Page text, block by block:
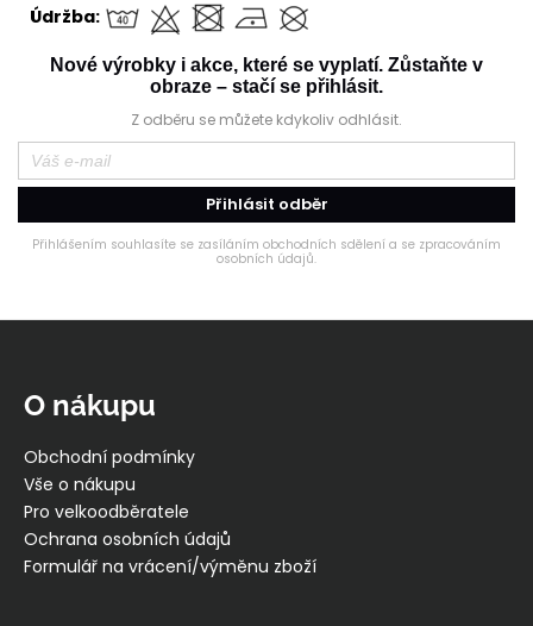
Údržba:
Nové výrobky i akce, které se vyplatí. Zůstaňte v
obraze – stačí se přihlásit.
Z odběru se můžete kdykoliv odhlásit.
Přihlásit odběr
Přihlášením souhlasíte se zasíláním obchodních sdělení a se zpracováním
osobních údajů.
O nákupu
Obchodní podmínky
Vše o nákupu
Pro velkoodběratele
Ochrana osobních údajů
Formulář na vrácení/výměnu zboží